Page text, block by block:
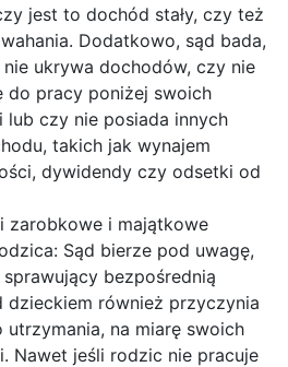
jest to dochód stały, czy też
Dodatkowo, sąd bada,
ukrywa dochodów, czy nie
do pracy poniżej swoich
lub czy nie posiada innych
takich jak wynajem
dywidendy czy odsetki od
zarobkowe i majątkowe
Sąd bierze pod uwagę,
bezpośrednią
dzieckiem również przyczynia
utrzymania, na miarę swoich
Nawet jeśli rodzic nie pracuje